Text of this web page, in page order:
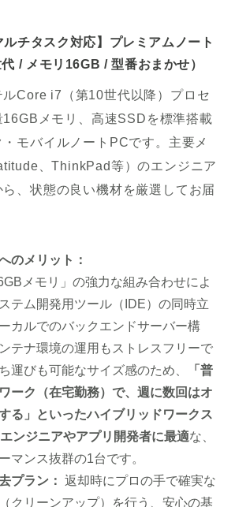
チタスク対応】プレミアムノート
/ メモリ16GB / 型番おまかせ）
Core i7（第10世代以降）プロセ
16GBメモリ、高速SSDを標準搭載
モバイルノートPCです。主要メ
、ThinkPad等）のエンジニア
、状態の良い機材を厳選してお届
のメリット：
メモリ」の強力な組み合わせによ
テム開発用ツール（IDE）の同時立
カルでのバックエンドサーバー構
テナ環境の運用もストレスフリーで
運びも可能なサイズ感のため、
「普
ーク（在宅勤務）で、週に数回はオ
る」といったハイブリッドワークス
ンジニアやアプリ開発者に最適な、
マンス抜群の1台です。
プラン： 返却時にプロの手で確実な
クリーンアップ）を行う、安心の基